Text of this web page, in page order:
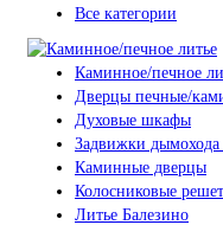
Все категории
Каминное/печное
Дверцы печные/
Духовые шкафы
Задвижки
Каминные дверцы
Колосниковые
Литье Балезино